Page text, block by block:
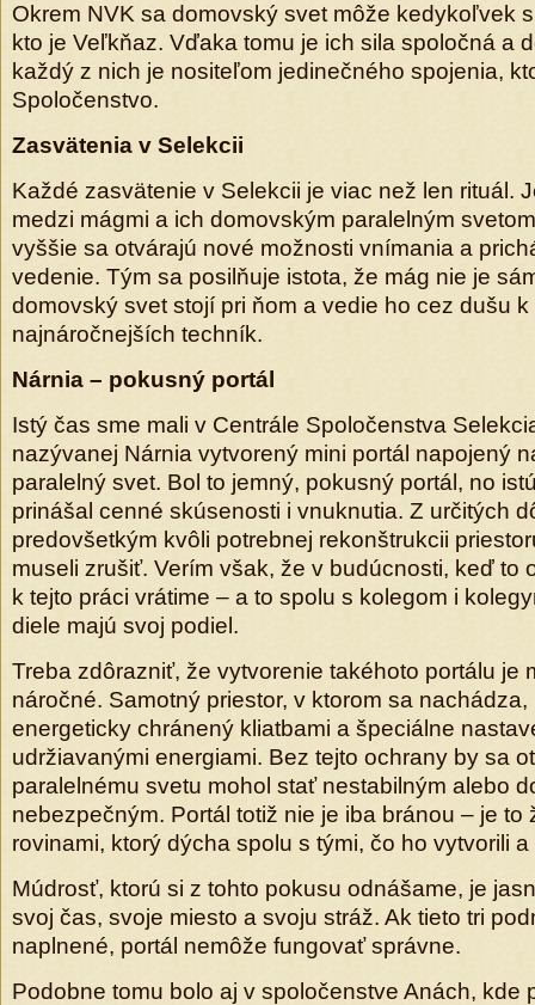
Okrem NVK sa domovský svet môže kedykoľvek
kto je Veľkňaz. Vďaka tomu je ich sila spoločná a
každý z nich je nositeľom jedinečného spojenia,
Spoločenstvo.
Zasvätenia v Selekcii
Každé zasvätenie v Selekcii je viac než len rituál.
medzi mágmi a ich domovským paralelným
vyššie sa otvárajú nové možnosti vnímania a
vedenie. Tým sa posilňuje istota, že mág nie je
domovský svet stojí pri ňom a vedie ho cez dušu
najnáročnejších techník.
Nárnia – pokusný portál
Istý čas sme mali v Centrále Spoločenstva
nazývanej Nárnia vytvorený mini portál napojený
paralelný svet. Bol to jemný, pokusný portál, no
prinášal cenné skúsenosti i vnuknutia. Z určitých
predovšetkým kvôli potrebnej rekonštrukcii
museli zrušiť. Verím však, že v budúcnosti, keď to
k tejto práci vrátime – a to spolu s kolegom i
diele majú svoj podiel.
Treba zdôrazniť, že vytvorenie takéhoto portálu je
náročné. Samotný priestor, v ktorom sa
energeticky chránený kliatbami a špeciálne
udržiavanými energiami. Bez tejto ochrany by sa
paralelnému svetu mohol stať nestabilným alebo
nebezpečným. Portál totiž nie je iba bránou – je to
rovinami, ktorý dýcha spolu s tými, čo ho vytvorili
Múdrosť, ktorú si z tohto pokusu odnášame, je
svoj čas, svoje miesto a svoju stráž. Ak tieto tri
naplnené, portál nemôže fungovať správne.
Podobne tomu bolo aj v spoločenstve Anách, kde